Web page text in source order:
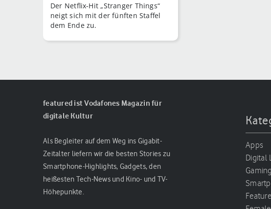
Vecna
Der Netflix-Hit „Stranger Things“
neigt sich mit der fünften Staffel
dem Ende zu.
featured ist Vodafones Magazin für
digitale Kultur
Als Begleiter auf dem Weg ins Gigabit-
Zeitalter liefern wir die besten Stories zu
Smartphone-Highlights, Gadgets, den
heißesten Tech-News und Kino- und TV-
Höhepunkte.
Apps
Digital
Gaming